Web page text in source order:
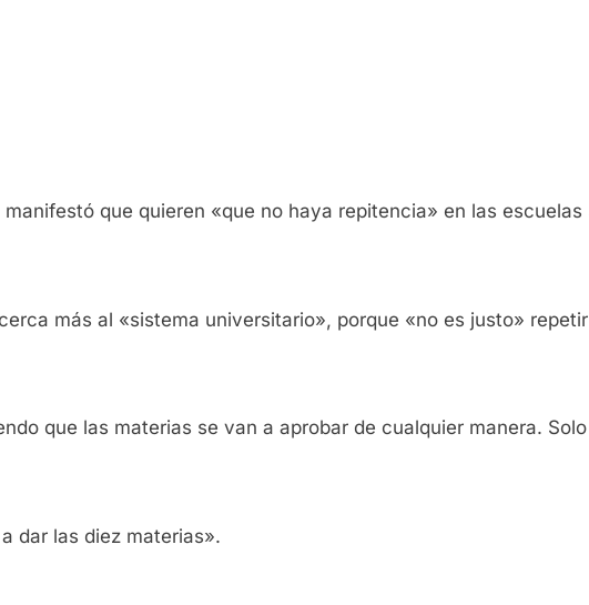
manifestó que quieren «que no haya repitencia» en las
más al «sistema universitario», porque «no es justo»
que las materias se van a aprobar de cualquier manera.
dar las diez materias».